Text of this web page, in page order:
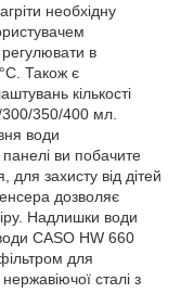
необхідну
в
Також є
кількості
300/350/400 мл.
води
ви побачите
для захисту від дітей
дозволяє
Надлишки води
CASO HW 660
для
сталі з